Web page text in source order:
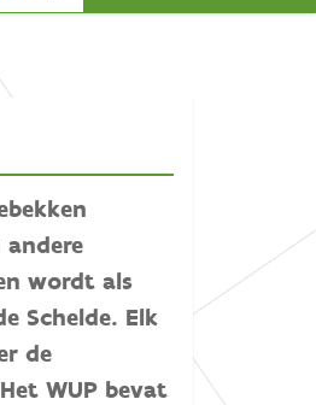
wordt als
Schelde. Elk
de
WUP bevat